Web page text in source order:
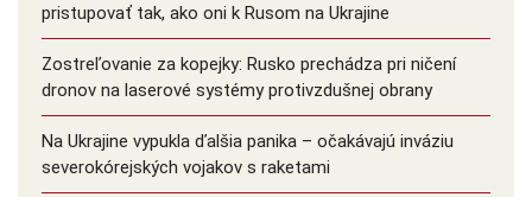
pristupovať tak, ako oni k Rusom na Ukrajine
Zostreľovanie za kopejky: Rusko prechádza pri ničení
dronov na laserové systémy protivzdušnej obrany
Na Ukrajine vypukla ďalšia panika – očakávajú inváziu
severokórejských vojakov s raketami